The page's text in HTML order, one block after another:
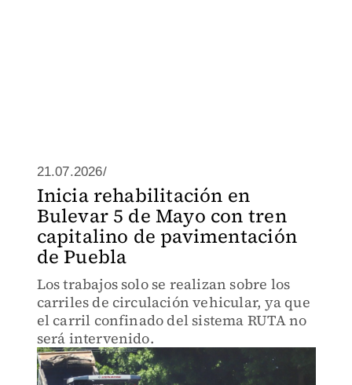
21.07.2026/
Inicia rehabilitación en
Bulevar 5 de Mayo con tren
capitalino de pavimentación
de Puebla
Los trabajos solo se realizan sobre los
carriles de circulación vehicular, ya que
el carril confinado del sistema RUTA no
será intervenido.